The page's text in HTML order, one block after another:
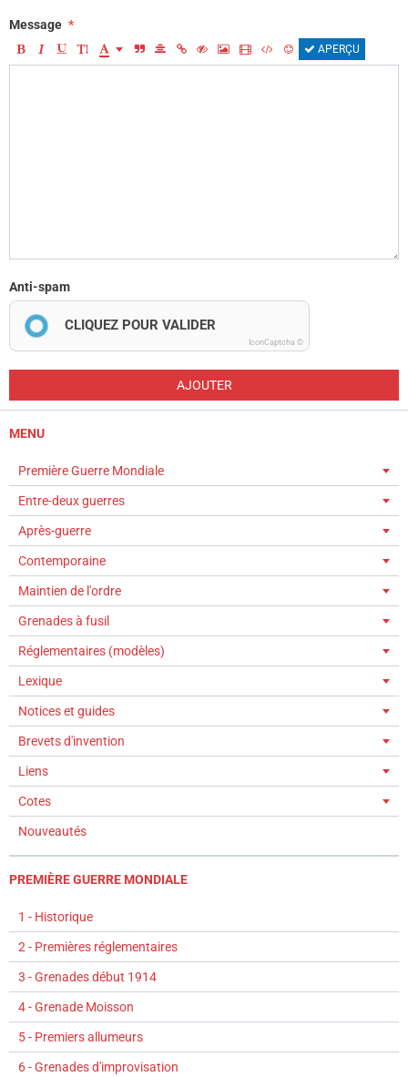
Message
APERÇU
Anti-spam
CLIQUEZ POUR VALIDER
IconCaptcha ©
AJOUTER
MENU
Première Guerre Mondiale
Entre-deux guerres
Après-guerre
Contemporaine
Maintien de l'ordre
Grenades à fusil
Réglementaires (modèles)
Lexique
Notices et guides
Brevets d'invention
Liens
Cotes
Nouveautés
PREMIÈRE GUERRE MONDIALE
1 - Historique
2 - Premières réglementaires
3 - Grenades début 1914
4 - Grenade Moisson
5 - Premiers allumeurs
6 - Grenades d'improvisation